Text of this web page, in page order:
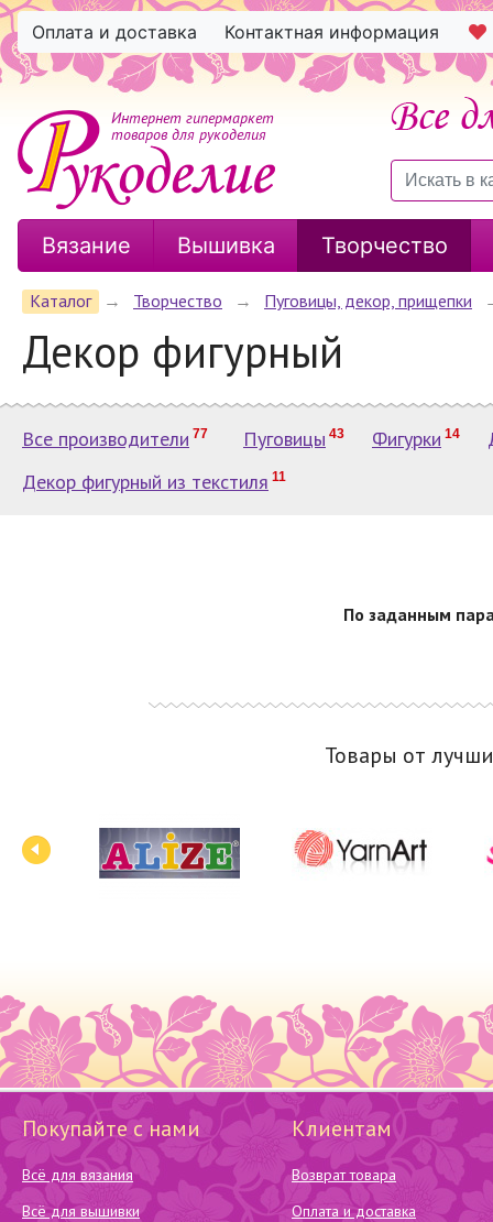
Оплата и доставка Контактная информация
Интернет гипермаркет
товаров для рукоделия
Вязание Вышивка Творчество
Каталог → Творчество → Пуговицы, декор, прищепки
Декор фигурный
Все производители 77 Пуговицы 43 Фигурки 14
Декор фигурный из текстиля 11
По заданным
Товары от
Покупайте с нами
Всё для вязания
Всё для вышивки
Клиентам
Возврат товара
Оплата и доставка